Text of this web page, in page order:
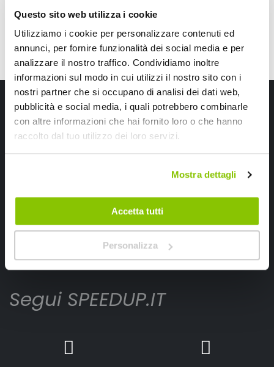
Questo sito web utilizza i cookie
Utilizziamo i cookie per personalizzare contenuti ed
annunci, per fornire funzionalità dei social media e per
analizzare il nostro traffico. Condividiamo inoltre
informazioni sul modo in cui utilizzi il nostro sito con i
nostri partner che si occupano di analisi dei dati web,
pubblicità e social media, i quali potrebbero combinarle
con altre informazioni che hai fornito loro o che hanno
raccolto dal tuo utilizzo dei loro servizi.
Mostra dettagli
Accetta tutti
Personalizza
Iscriviti alla newsletter Speedup
Ricevi subito uno sconto del 10% per il tuo primo acquisto online!
Iscrivimi
Segui SPEEDUP.IT